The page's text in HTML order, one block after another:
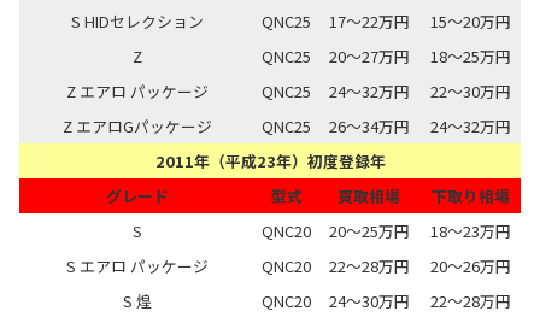
S HIDセレクション
QNC25 17～22万円
15～20万円
Z
QNC25 20～27万円
18～25万円
Z エアロ パッケージ
QNC25 24～32万円
22～30万円
Z エアロGパッケージ
QNC25 26～34万円
24～32万円
2011年（平成23年）初度登録年
グレード
型式 買取相場
下取り相場
S
QNC20 20～25万円
18～23万円
S エアロ パッケージ
QNC20 22～28万円
20～26万円
S 煌
QNC20 24～30万円
22～28万円